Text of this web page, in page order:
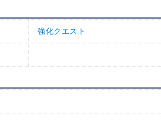
強化クエスト